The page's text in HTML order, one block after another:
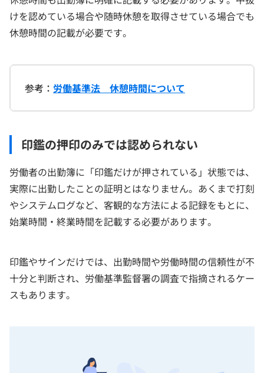
けを認めている場合や随時休憩を取得させている場合でも
休憩時間の記載が必要です。
参考： 労働基準法 休憩時間について
印鑑の押印のみでは認められない
労働者の出勤簿に「印鑑だけが押されている」状態では、
実際に出勤したことの証明とはなりません。あくまで打刻
やシステムログなど、客観的な方法による記録をもとに、
始業時間・終業時間を記載する必要があります。
印鑑やサインだけでは、出勤時間や労働時間の信頼性が不
十分と判断され、労働基準監督署の調査で指摘されるケー
スもあります。